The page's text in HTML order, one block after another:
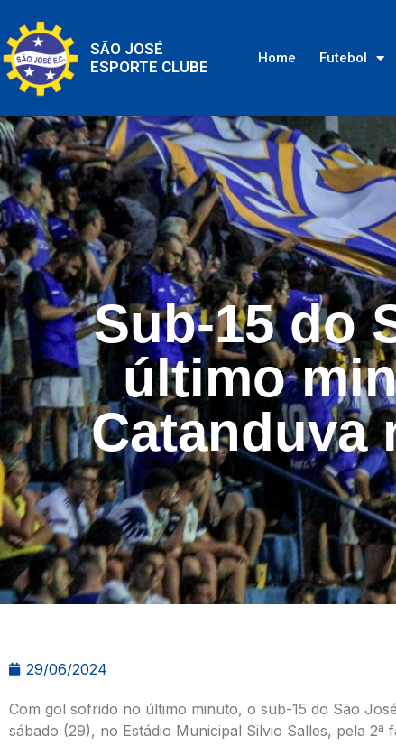
SÃO JOSÉ
ESPORTE CLUBE
Home Futebol
Sub-15 do
último
Catanduva
29/06/2024
Com gol sofrido no último minuto, o sub-15 do São
sábado (29), no Estádio Municipal Silvio Salles, pela 2ª